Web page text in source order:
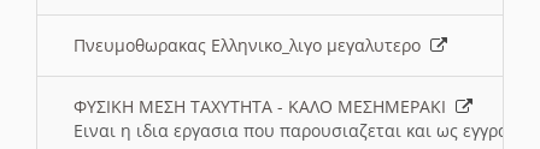
Πνευμοθωρακας Ελληνικο_λιγο μεγαλυτερο
ΦΥΣΙΚΗ ΜΕΣΗ ΤΑΧΥΤΗΤΑ - ΚΑΛΟ ΜΕΣΗΜΕΡΑΚΙ
Ειναι η ιδια εργασια που παρουσιαζεται και ως